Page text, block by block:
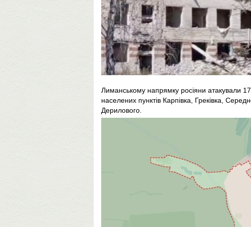
Лиманському напрямку росіяни атакували
населених пунктів Карпівка, Греківка,
Дерилового.